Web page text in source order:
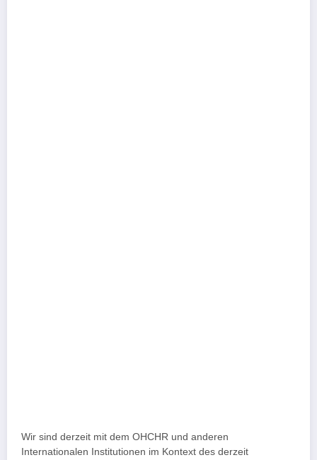
Wir sind derzeit mit dem OHCHR und anderen
Internationalen Institutionen im Kontext des derzeit